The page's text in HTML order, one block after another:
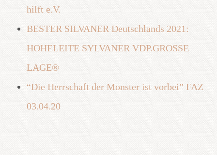
hilft e.V.
BESTER SILVANER Deutschlands 2021:
HOHELEITE SYLVANER VDP.GROSSE
LAGE®
“Die Herrschaft der Monster ist vorbei” FAZ
03.04.20